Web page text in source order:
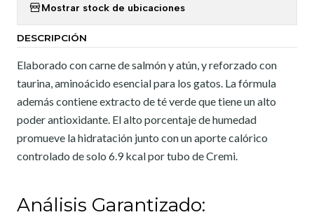
Mostrar stock de ubicaciones
DESCRIPCIÓN
Elaborado con carne de salmón y atún, y reforzado con
taurina, aminoácido esencial para los gatos. La fórmula
además contiene extracto de té verde que tiene un alto
poder antioxidante. El alto porcentaje de humedad
promueve la hidratación junto con un aporte calórico
controlado de solo 6.9 kcal por tubo de Cremi.
Análisis Garantizado: